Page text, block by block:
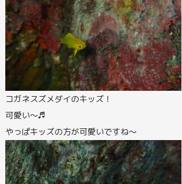
コガネスズメダイのキッズ！
可愛い～♬
やっぱキッズの方が可愛いですね～